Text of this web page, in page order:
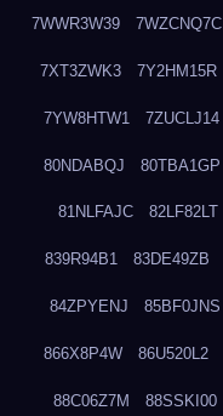
7WWR3W39 7WZCNQ7C
7XT3ZWK3 7Y2HM15R
7YW8HTW1 7ZUCLJ14
80NDABQJ 80TBA1GP
81NLFAJC 82LF82LT
839R94B1 83DE49ZB
84ZPYENJ 85BF0JNS
866X8P4W 86U520L2
88C06Z7M 88SSKI00